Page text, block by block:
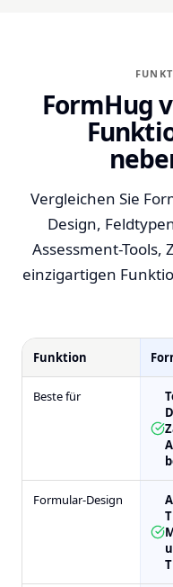
FormHug
Vergleichen Sie
Design,
Assessment-
einzigartigen
Funktion
Beste für
Formular-Design